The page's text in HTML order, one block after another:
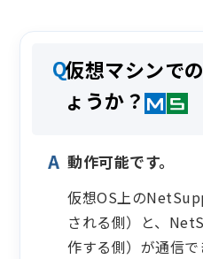
仮想マシンで
ょうか？
動作可能です。
仮想OS上の
される側）と、
作する側）が通信